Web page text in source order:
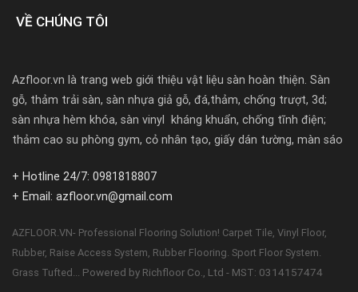
VỀ CHÚNG TÔI
Azfloor.vn là trang web giới thiệu vật liệu sàn hoàn thiện. Sàn
gỗ, thảm trải sàn, sàn nhựa giả gỗ, đá,thảm, chống trượt, 3d;
sàn nhựa hèm khóa, sàn vinyl kháng khuẩn, chống tĩnh điện;
thảm cao su phòng gym, cỏ nhân tạo, giấy dán tường, màn sáo
+ Hotline 24/7: 0981818807
+ Email: azfloor.vn@gmail.com
AZFLOOR.VN- Professional Flooring Solution! Carpet Tile, Vinyl Floor,
Rubber, Raise Access System, Rubber Flooring. Sport Floor System.
Grass Tufted... Powered by Richfloor Co., Ltd - MST: 0314157474